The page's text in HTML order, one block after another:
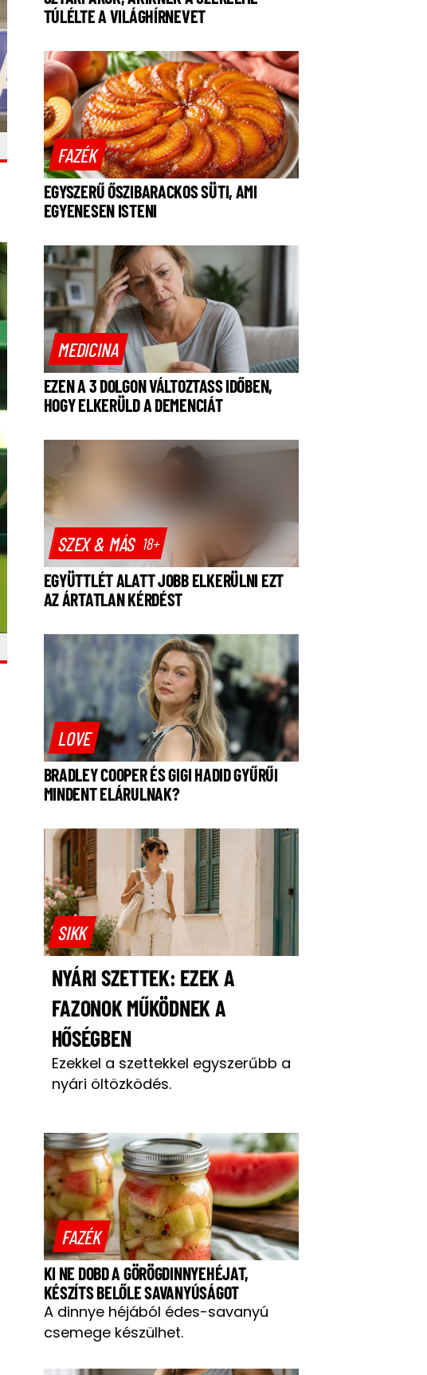
TÚLÉLTE A VILÁGHÍRNEVET
FAZÉK
EGYSZERŰ ŐSZIBARACKOS SÜTI, AMI
EGYENESEN ISTENI
MEDICINA
EZEN A 3 DOLGON VÁLTOZTASS IDŐBEN,
HOGY ELKERÜLD A DEMENCIÁT
SZEX & MÁS 18+
EGYÜTTLÉT ALATT JOBB ELKERÜLNI EZT
AZ ÁRTATLAN KÉRDÉST
LOVE
BRADLEY COOPER ÉS GIGI HADID GYŰRŰI
MINDENT ELÁRULNAK?
SIKK
NYÁRI SZETTEK: EZEK A
FAZONOK MŰKÖDNEK A
HŐSÉGBEN
Ezekkel a szettekkel egyszerűbb a
nyári öltözködés.
FAZÉK
KI NE DOBD A GÖRÖGDINNYEHÉJAT,
KÉSZÍTS BELŐLE SAVANYÚSÁGOT
A dinnye héjából édes-savanyú
csemege készülhet.